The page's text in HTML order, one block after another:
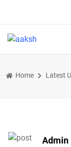
Home Latest
Admin